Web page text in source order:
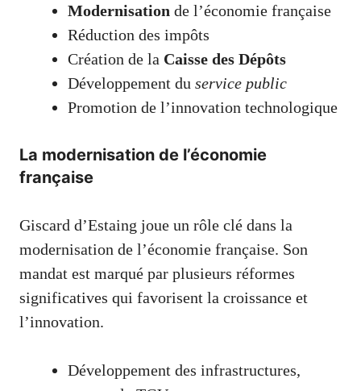
Modernisation de l’économie française
Réduction des impôts
Création de la Caisse des Dépôts
Développement du service public
Promotion de l’innovation technologique
La modernisation de l’économie
française
Giscard d’Estaing joue un rôle clé dans la
modernisation de l’économie française. Son
mandat est marqué par plusieurs réformes
significatives qui favorisent la croissance et
l’innovation.
Développement des infrastructures,